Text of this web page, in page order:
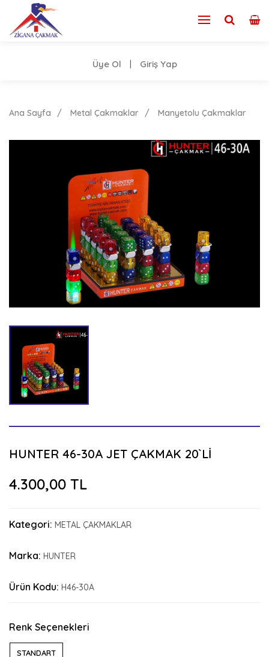
Üye Ol Giriş Yap
Ana Sayfa Metal Çakmaklar Manyetolu Çakmaklar
HUNTER 46-30A JET ÇAKMAK 20`Lİ
4.300,00 TL
Kategori: METAL ÇAKMAKLAR
Marka: HUNTER
Ürün Kodu: H46-30A
Renk Seçenekleri
STANDART